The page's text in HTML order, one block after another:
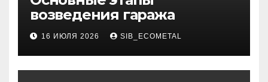
возведения гаража
16 ИЮЛЯ 2026 SIB_ECOMETAL